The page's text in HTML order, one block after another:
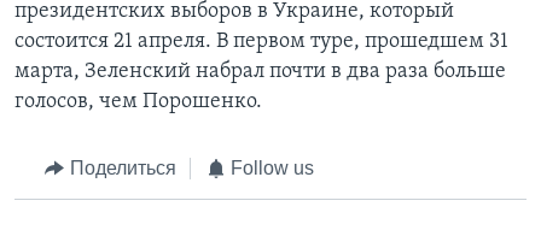
президентских выборов в Украине, который
состоится 21 апреля. В первом туре, прошедшем 31
марта, Зеленский набрал почти в два раза больше
голосов, чем Порошенко.
Поделиться Follow us